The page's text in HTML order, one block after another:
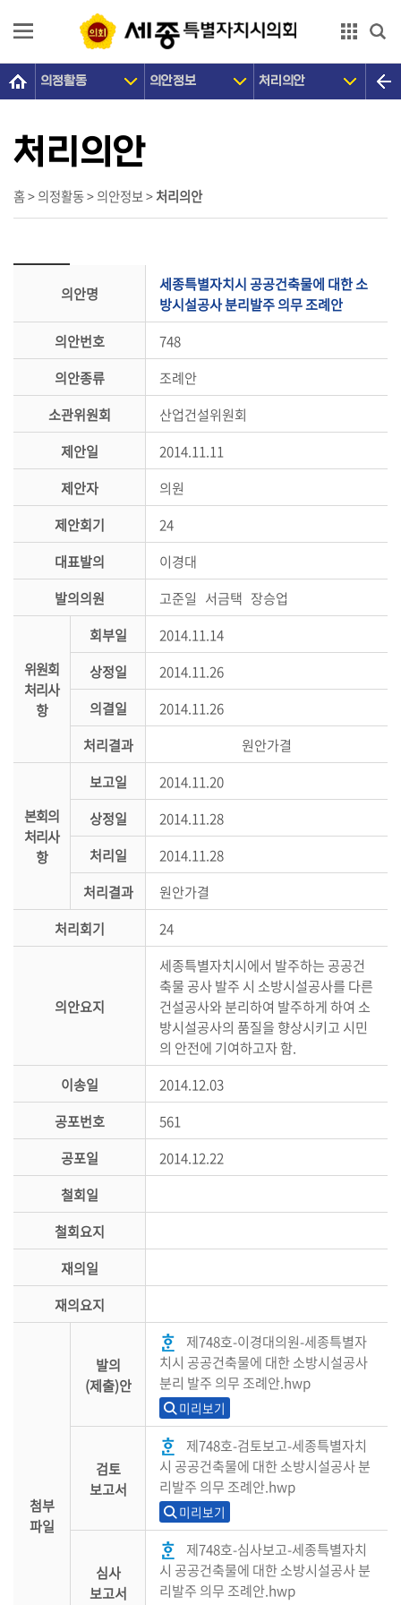
의
개
의
원
장
정
민
여
통
당
의
정
공
안
의정활동 의안정보 처리의안
홈 > 의정활동 > 의안정보 >처리의안
처리의안
의안명
세종특별자치시 공공건축물에 대한 소
방시설공사 분리발주 의무 조례안
의안번호
748
의안종류
조례안
소관위원회
산업건설위원회
제안일
2014.11.11
제안자
의원
제안회기
24
대표발의
이경대
발의의원
고준일 서금택 장승업
위원회
처리사
항
회부일
2014.11.14
상정일
2014.11.26
의결일
2014.11.26
처리결과
원안가결
본회의
처리사
항
보고일
2014.11.20
상정일
2014.11.28
처리일
2014.11.28
처리결과
원안가결
처리회기
24
의안요지
세종특별자치시에서 발주하는 공공건
축물 공사 발주 시 소방시설공사를 다른
건설공사와 분리하여 발주하게 하여 소
방시설공사의 품질을 향상시키고 시민
의 안전에 기여하고자 함.
이송일
2014.12.03
공포번호
561
공포일
2014.12.22
철회일
철회요지
재의일
재의요지
첨부
파일
발의
(제출)안
제748호-이경대의원-세종특별자
치시 공공건축물에 대한 소방시설공사
분리 발주 의무 조례안.hwp
미리보기
검토
보고서
제748호-검토보고-세종특별자치
시 공공건축물에 대한 소방시설공사 분
리발주 의무 조례안.hwp
미리보기
심사
보고서
제748호-심사보고-세종특별자치
시 공공건축물에 대한 소방시설공사 분
리발주 의무 조례안.hwp